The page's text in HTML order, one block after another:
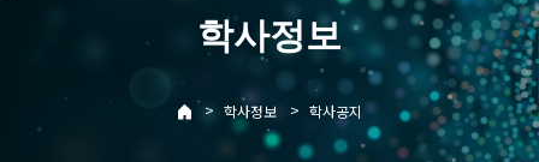
학사정보
> 학사정보 > 학사공지